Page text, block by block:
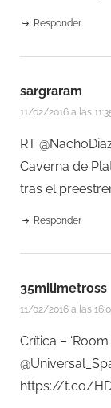
Responder
sargraram
11/02/2016 a las
RT
Caverna de
tras el
Responder
35milimetross
11/02/2016 a las
Crítica –
https://t.co/